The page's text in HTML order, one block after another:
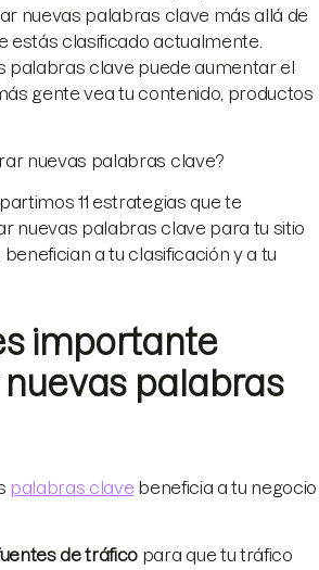
nuevas palabras clave más allá de
estás clasificado actualmente.
palabras clave puede aumentar el
gente vea tu contenido, productos
nuevas palabras clave?
11 estrategias que te
nuevas palabras clave para tu sitio
a tu clasificación y a tu
importante
palabras
palabras clave beneficia a tu negocio
de tráfico para que tu tráfico